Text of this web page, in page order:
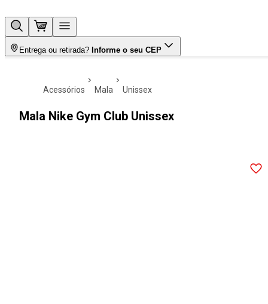
Entrega ou retirada? Informe o seu CEP
acessórios mala unissex
Mala Nike Gym Club Unissex